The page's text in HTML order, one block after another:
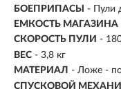
БОЕПРИПАСЫ
- Пули
ЕМКОСТЬ МАГАЗИНА
СКОРОСТЬ ПУЛИ -
ВЕС - 3,8 кг
МАТЕРИАЛ - Ложе -
СПУСКОВОЙ